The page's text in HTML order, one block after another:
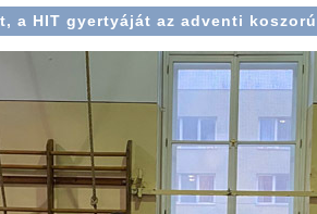
a HIT gyertyáját az adventi